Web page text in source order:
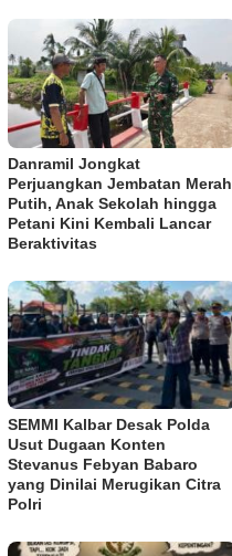
Danramil Jongkat
Perjuangkan Jembatan Merah
Putih, Anak Sekolah hingga
Petani Kini Kembali Lancar
Beraktivitas
SEMMI Kalbar Desak Polda
Usut Dugaan Konten
Stevanus Febyan Babaro
yang Dinilai Merugikan Citra
Polri